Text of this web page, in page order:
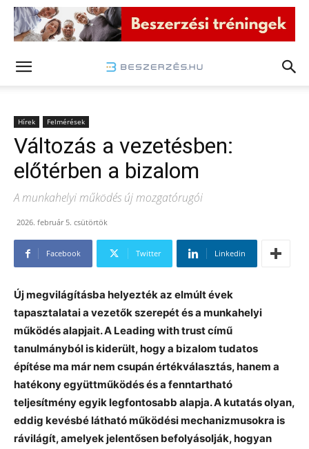
Hírek Felmérések
Változás a vezetésben:
előtérben a bizalom
A munkahelyi működés új mozgatórugói
2026. február 5. csütörtök
Facebook Twitter Linkedin
Új megvilágításba helyezték az elmúlt évek
tapasztalatai a vezetők szerepét és a munkahelyi
működés alapjait. A Leading with trust című
tanulmányból is kiderült, hogy a bizalom tudatos
építése ma már nem csupán értékválasztás, hanem a
hatékony együttműködés és a fenntartható
teljesítmény egyik legfontosabb alapja. A kutatás olyan,
eddig kevésbé látható működési mechanizmusokra is
rávilágít, amelyek jelentősen befolyásolják, hogyan